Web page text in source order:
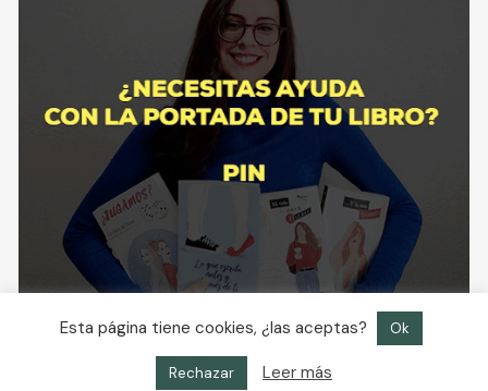
Esta página tiene cookies, ¿las aceptas? Ok
Rechazar Leer más